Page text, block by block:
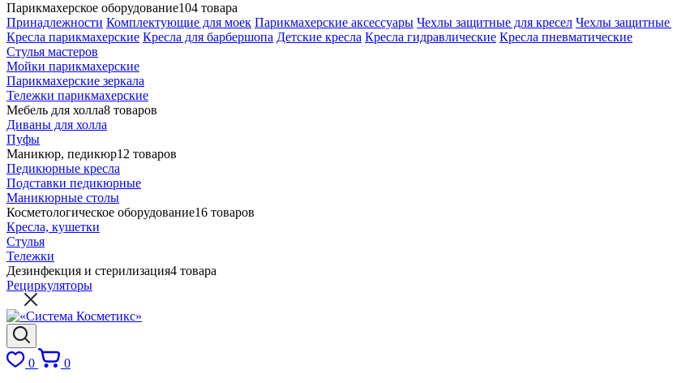
Парикмахерское оборудование104 товара
Принадлежности Комплектующие для моек Парикмахерские аксессуары Чехлы защитные для кресел Чехлы защитные
Кресла парикмахерские Кресла для барбершопа Детские кресла Кресла гидравлические Кресла пневматические
Стулья мастеров
Мойки парикмахерские
Парикмахерские зеркала
Тележки парикмахерские
Мебель для холла8 товаров
Диваны для холла
Пуфы
Маникюр, педикюр12 товаров
Педикюрные кресла
Подставки педикюрные
Маникюрные столы
Косметологическое оборудование16 товаров
Кресла, кушетки
Стулья
Тележки
Дезинфекция и стерилизация4 товара
Рециркуляторы
0
0